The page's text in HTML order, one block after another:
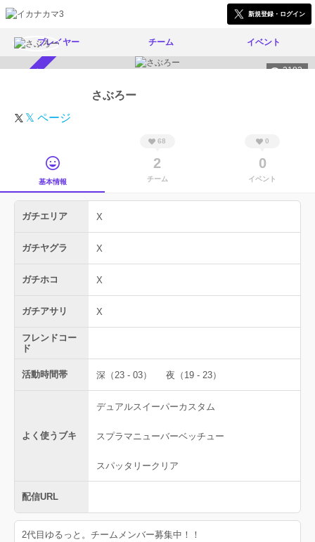
新規登録・ログイン
プレイヤー チーム イベント
2182
さぶろー
𝕏 ページ
基本情報
68
2
チーム
0
0
イベント
ガチエリア X
ガチヤグラ X
ガチホコ X
ガチアサリ X
フレンドコー
ド
活動時間帯 深（23 - 03） 夜（19 - 23）
よく使うブキ
デュアルスイーパーカスタム
スプラマニューバーベッチュー
スパッタリークリア
配信URL
2代目ゆるっと。チームメンバー募集中！！